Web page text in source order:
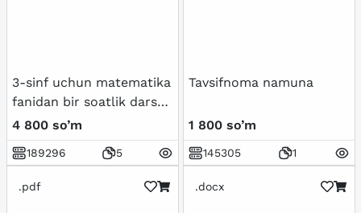
3-sinf uchun matematika
fanidan bir soatlik dars
ishlanma
4 800 so’m
189296 5
Tavsifnoma namuna
1 800 so’m
145305 1
.pdf .docx